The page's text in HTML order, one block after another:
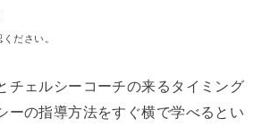
ださい。
チェルシーコーチの来るタイミング
ーの指導方法をすぐ横で学べるとい